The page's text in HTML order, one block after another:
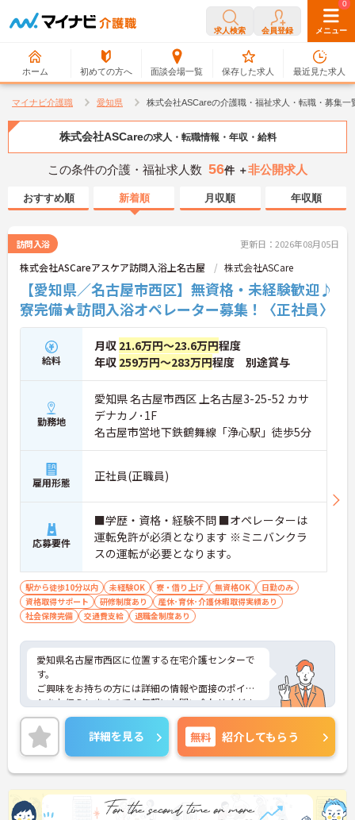
求人検索 会員登録 メニュー
ホーム 初めての方へ 面談会場一覧
0
保存した求人
0
最近見た求人
マイナビ介護職 愛知県 株式会社ASCareの介護職・福祉求人・転職・募集一
株式会社ASCareの求人・転職情報・年収・給料
この条件の介護・福祉求人数 56件 ＋非公開求人
おすすめ順 新着順 月収順 年収順
訪問入浴 更新日：2026年08月05日
株式会社ASCareアスケア訪問入浴上名古屋 株式会社ASCare
【愛知県／名古屋市西区】無資格・未経験歓迎♪
寮完備★訪問入浴オペレーター募集！〈正社員〉
給料
月収 21.6万円～23.6万円程度
年収 259万円～283万円程度 別途賞与
勤務地
愛知県 名古屋市西区 上名古屋3-25-52 カサ
デナカノ･1F
名古屋市営地下鉄鶴舞線「浄心駅」徒歩5分
雇用形態 正社員(正職員)
応募要件
■学歴・資格・経験不問 ■オペレーターは
運転免許が必須となります ※ミニバンクラ
スの運転が必要となります。
駅から徒歩10分以内 未経験OK 寮・借り上げ 無資格OK
日勤のみ
資格取得サポート
研修制度あり
産休･育休･介護休暇取得実績あり
社会保険完備
交通費支給 退職金制度あり
愛知県名古屋市西区に位置する在宅介護センターで
す。
ご興味をお持ちの方には詳細の情報や面接のポイン
トをお伝えしますのでお気軽にお問い合わせくださ
いませ。
詳細を見る 無料 紹介してもらう